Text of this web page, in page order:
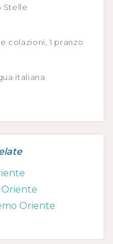
Stelle
colazioni, 1 pranzo
italiana
Oriente
Oriente